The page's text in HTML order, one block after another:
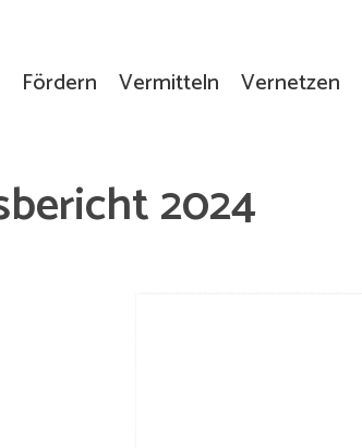
Fördern Vermitteln Vernetzen
2024